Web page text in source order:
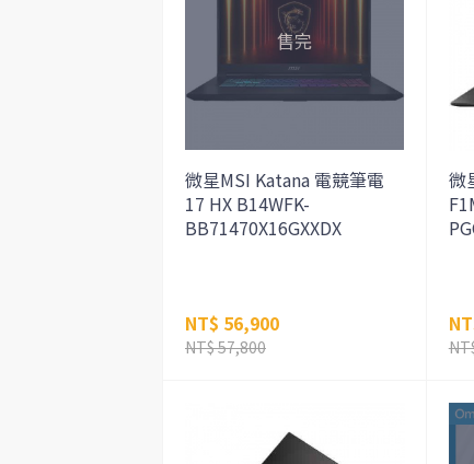
微星MSI Katana 電競筆電
17 HX B14WFK-
BB71470X16GXXDX
NT$ 56,900
NT$ 57,800
微